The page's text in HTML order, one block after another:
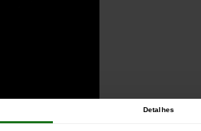
Detalhes